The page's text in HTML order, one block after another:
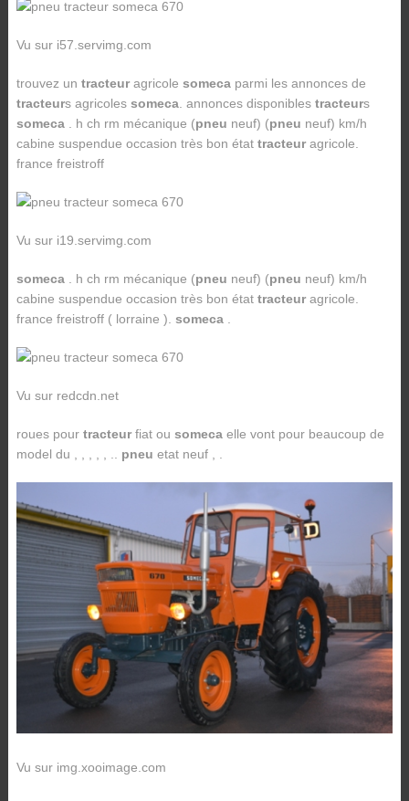
Vu sur i57.servimg.com
trouvez un tracteuragricole somecaparmi les annonces de
tracteurs agricoles someca. annonces disponibles tracteurs
someca. h ch rm mécanique (pneu neuf) (pneu neuf) km/h
cabine suspendue occasion très bon état tracteuragricole.
france freistroff
Vu sur i19.servimg.com
someca. h ch rm mécanique (pneu neuf) (pneu neuf) km/h
cabine suspendue occasion très bon état tracteuragricole.
france freistroff ( lorraine ). someca.
Vu sur redcdn.net
roues pour tracteurfiat ou somecaelle vont pour beaucoup de
model du , , , , , .. pneu etat neuf , .
Vu sur img.xooimage.com